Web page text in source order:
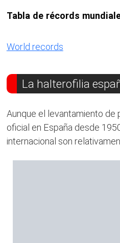
Tabla de récords
World records
La halterofilia
Aunque el levantamiento de
oficial en España desde
internacional son